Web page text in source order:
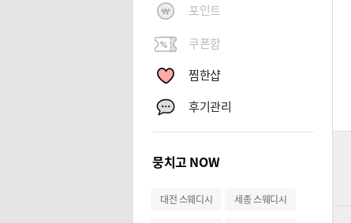
포인트
쿠폰함
찜한샵
후기관리
뭉치고 NOW
대전 스웨디시 세종 스웨디시